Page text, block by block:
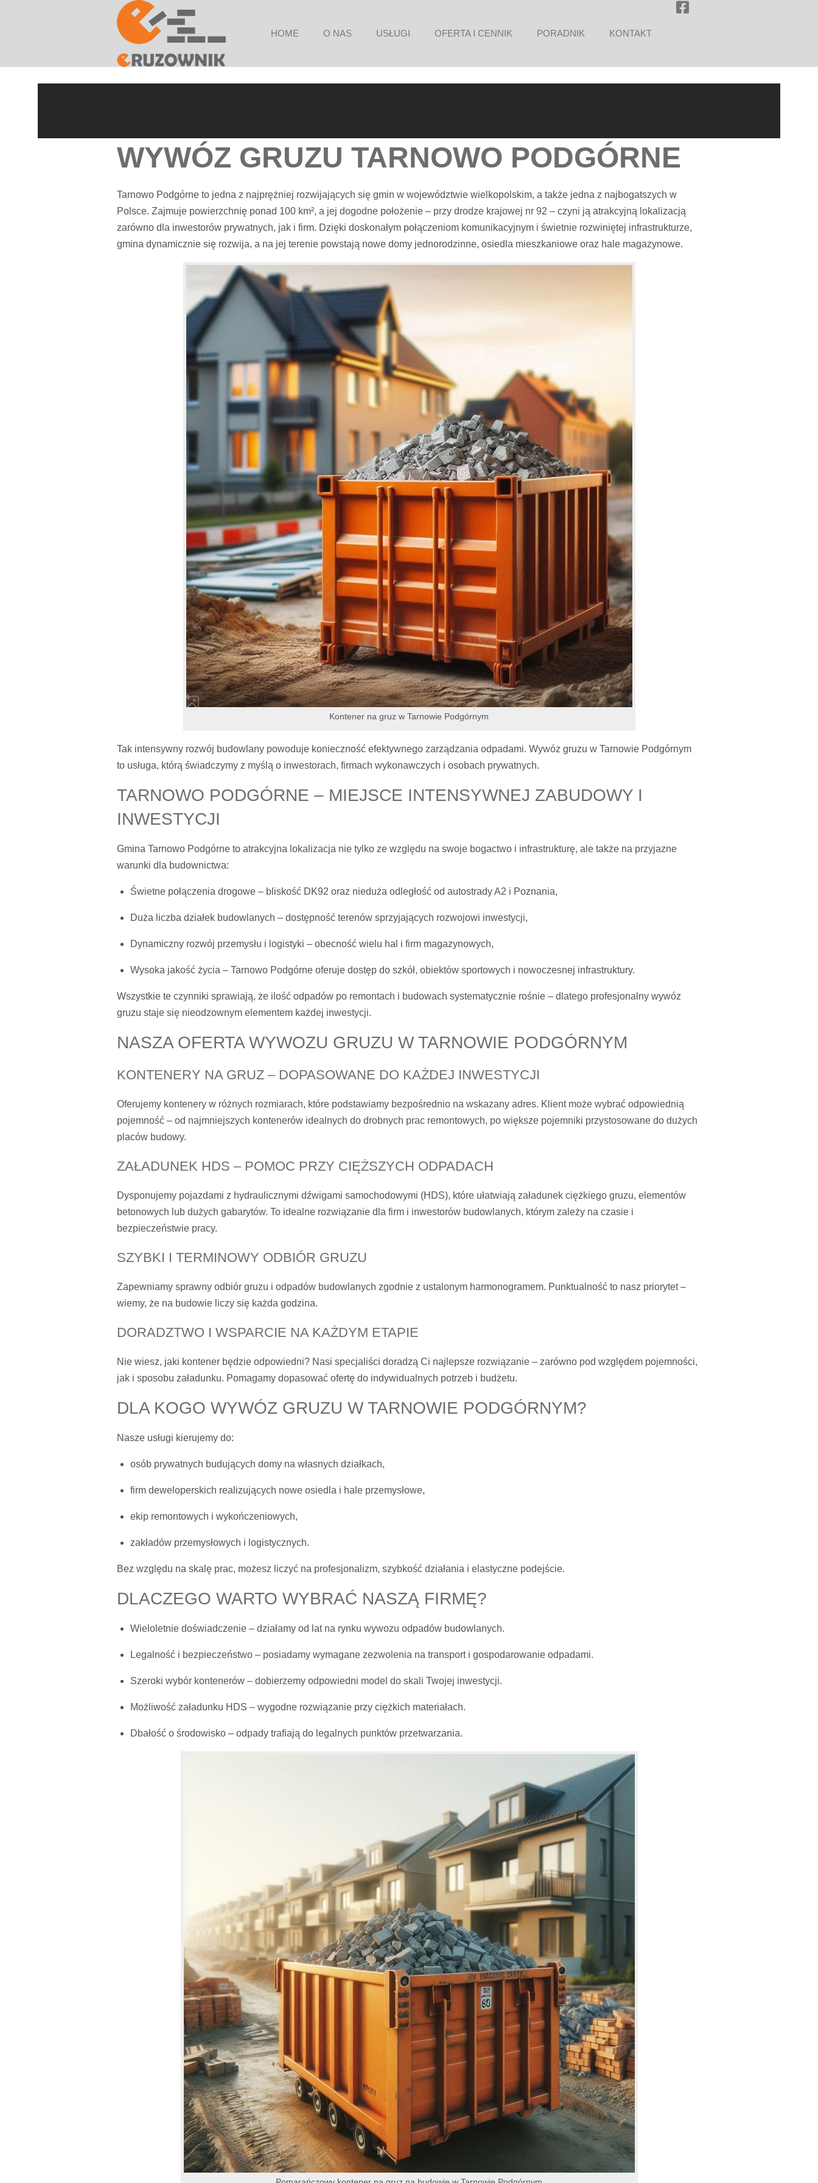
HOME O NAS USŁUGI OFERTA I CENNIK PORADNIK KONTAKT
WYWÓZ GRUZU TARNOWO PODGÓRNE
Tarnowo Podgórne to jedna z najprężniej rozwijających się gmin w województwie wielkopolskim, a także jedna z najbogatszych w
Polsce. Zajmuje powierzchnię ponad 100 km², a jej dogodne położenie – przy drodze krajowej nr 92 – czyni ją atrakcyjną lokalizacją
zarówno dla inwestorów prywatnych, jak i firm. Dzięki doskonałym połączeniom komunikacyjnym i świetnie rozwiniętej infrastrukturze,
gmina dynamicznie się rozwija, a na jej terenie powstają nowe domy jednorodzinne, osiedla mieszkaniowe oraz hale magazynowe.
Kontener na gruz w Tarnowie Podgórnym
Tak intensywny rozwój budowlany powoduje konieczność efektywnego zarządzania odpadami. Wywóz gruzu w Tarnowie Podgórnym
to usługa, którą świadczymy z myślą o inwestorach, firmach wykonawczych i osobach prywatnych.
TARNOWO PODGÓRNE – MIEJSCE INTENSYWNEJ ZABUDOWY I
INWESTYCJI
Gmina Tarnowo Podgórne to atrakcyjna lokalizacja nie tylko ze względu na swoje bogactwo i infrastrukturę, ale także na przyjazne
warunki dla budownictwa:
Świetne połączenia drogowe – bliskość DK92 oraz nieduża odległość od autostrady A2 i Poznania,
Duża liczba działek budowlanych – dostępność terenów sprzyjających rozwojowi inwestycji,
Dynamiczny rozwój przemysłu i logistyki – obecność wielu hal i firm magazynowych,
Wysoka jakość życia – Tarnowo Podgórne oferuje dostęp do szkół, obiektów sportowych i nowoczesnej infrastruktury.
Wszystkie te czynniki sprawiają, że ilość odpadów po remontach i budowach systematycznie rośnie – dlatego profesjonalny wywóz
gruzu staje się nieodzownym elementem każdej inwestycji.
NASZA OFERTA WYWOZU GRUZU W TARNOWIE PODGÓRNYM
KONTENERY NA GRUZ – DOPASOWANE DO KAŻDEJ INWESTYCJI
Oferujemy kontenery w różnych rozmiarach, które podstawiamy bezpośrednio na wskazany adres. Klient może wybrać odpowiednią
pojemność – od najmniejszych kontenerów idealnych do drobnych prac remontowych, po większe pojemniki przystosowane do dużych
placów budowy.
ZAŁADUNEK HDS – POMOC PRZY CIĘŻSZYCH ODPADACH
Dysponujemy pojazdami z hydraulicznymi dźwigami samochodowymi (HDS), które ułatwiają załadunek ciężkiego gruzu, elementów
betonowych lub dużych gabarytów. To idealne rozwiązanie dla firm i inwestorów budowlanych, którym zależy na czasie i
bezpieczeństwie pracy.
SZYBKI I TERMINOWY ODBIÓR GRUZU
Zapewniamy sprawny odbiór gruzu i odpadów budowlanych zgodnie z ustalonym harmonogramem. Punktualność to nasz priorytet –
wiemy, że na budowie liczy się każda godzina.
DORADZTWO I WSPARCIE NA KAŻDYM ETAPIE
Nie wiesz, jaki kontener będzie odpowiedni? Nasi specjaliści doradzą Ci najlepsze rozwiązanie – zarówno pod względem pojemności,
jak i sposobu załadunku. Pomagamy dopasować ofertę do indywidualnych potrzeb i budżetu.
DLA KOGO WYWÓZ GRUZU W TARNOWIE PODGÓRNYM?
Nasze usługi kierujemy do:
osób prywatnych budujących domy na własnych działkach,
firm deweloperskich realizujących nowe osiedla i hale przemysłowe,
ekip remontowych i wykończeniowych,
zakładów przemysłowych i logistycznych.
Bez względu na skalę prac, możesz liczyć na profesjonalizm, szybkość działania i elastyczne podejście.
DLACZEGO WARTO WYBRAĆ NASZĄ FIRMĘ?
Wieloletnie doświadczenie – działamy od lat na rynku wywozu odpadów budowlanych.
Legalność i bezpieczeństwo – posiadamy wymagane zezwolenia na transport i gospodarowanie odpadami.
Szeroki wybór kontenerów – dobierzemy odpowiedni model do skali Twojej inwestycji.
Możliwość załadunku HDS – wygodne rozwiązanie przy ciężkich materiałach.
Dbałość o środowisko – odpady trafiają do legalnych punktów przetwarzania.